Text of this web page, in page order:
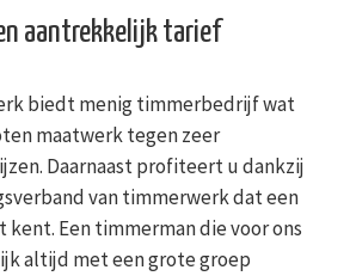
aantrekkelijk tarief
biedt menig timmerbedrijf wat
maatwerk tegen zeer
Daarnaast profiteert u dankzij
van timmerwerk dat een
Een timmerman die voor ons
altijd met een grote groep